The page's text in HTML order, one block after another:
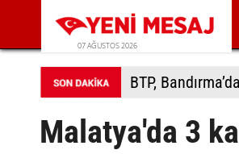
07 AĞUSTOS 2026
BTP,
Malatya'da 3